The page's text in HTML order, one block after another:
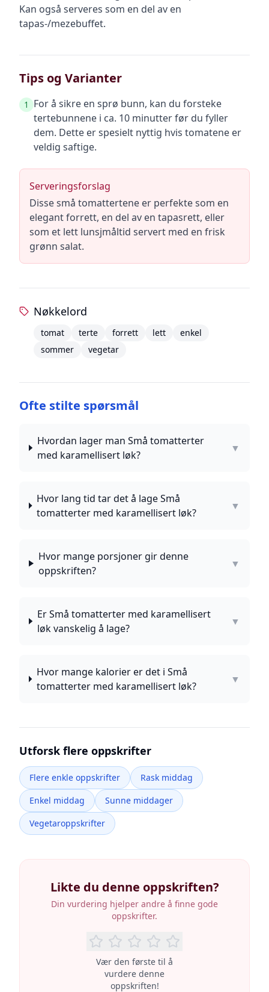
Kan også serveres som en del av en
tapas-/mezebuffet.
Tips og Varianter
1
For å sikre en sprø bunn, kan du forsteke
tertebunnene i ca. 10 minutter før du fyller
dem. Dette er spesielt nyttig hvis tomatene er
veldig saftige.
Serveringsforslag
Disse små tomattertene er perfekte som en
elegant forrett, en del av en tapasrett, eller
som et lett lunsjmåltid servert med en frisk
grønn salat.
Nøkkelord
tomat terte forrett lett
enkel
sommer
vegetar
Ofte stilte spørsmål
Hvordan lager man Små tomatterter
med karamellisert løk?
▼
Hvor lang tid tar det å lage Små
tomatterter med karamellisert løk?
▼
Hvor mange porsjoner gir denne
oppskriften?
▼
Er Små tomatterter med karamellisert
løk vanskelig å lage?
▼
Hvor mange kalorier er det i Små
tomatterter med karamellisert løk?
▼
Utforsk flere oppskrifter
Flere enkle oppskrifter
Rask middag
Enkel middag
Sunne middager
Vegetaroppskrifter
Likte du denne oppskriften?
Din vurdering hjelper andre å finne gode
oppskrifter.
Vær den første til å
vurdere denne
oppskriften!